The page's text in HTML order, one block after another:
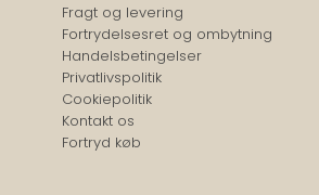
Fragt og levering
Fortrydelsesret og ombytning
Handelsbetingelser
Privatlivspolitik
Cookiepolitik
Kontakt os
Fortryd køb